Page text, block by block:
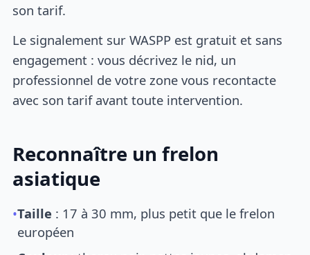
son tarif.
Le signalement sur WASPP est gratuit et sans
engagement : vous décrivez le nid, un
professionnel de votre zone vous recontacte
avec son tarif avant toute intervention.
Reconnaître un frelon
asiatique
•Taille : 17 à 30 mm, plus petit que le frelon
européen